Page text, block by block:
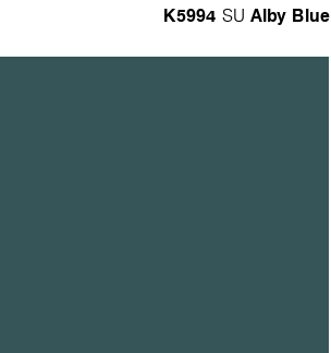
K5994 SU Alby Blue